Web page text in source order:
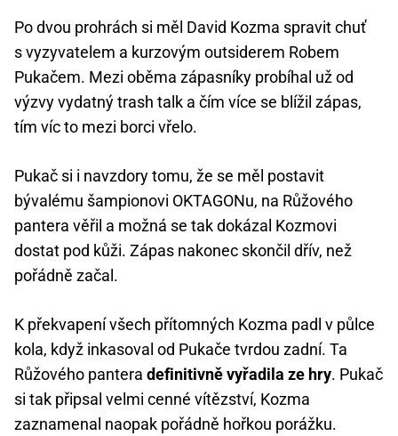
Po dvou prohrách si měl David Kozma spravit chuť
s vyzyvatelem a kurzovým outsiderem Robem
Pukačem. Mezi oběma zápasníky probíhal už od
výzvy vydatný trash talk a čím více se blížil zápas,
tím víc to mezi borci vřelo.
Pukač si i navzdory tomu, že se měl postavit
bývalému šampionovi OKTAGONu, na Růžového
pantera věřil a možná se tak dokázal Kozmovi
dostat pod kůži. Zápas nakonec skončil dřív, než
pořádně začal.
K překvapení všech přítomných Kozma padl v půlce
kola, když inkasoval od Pukače tvrdou zadní. Ta
Růžového pantera definitivně vyřadila ze hry. Pukač
si tak připsal velmi cenné vítězství, Kozma
zaznamenal naopak pořádně hořkou porážku.